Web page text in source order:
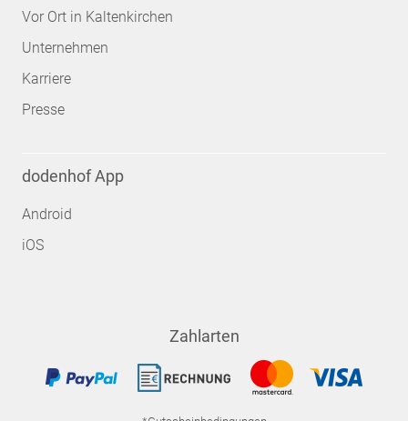
Vor Ort in Kaltenkirchen
Unternehmen
Karriere
Presse
dodenhof App
Android
iOS
Zahlarten